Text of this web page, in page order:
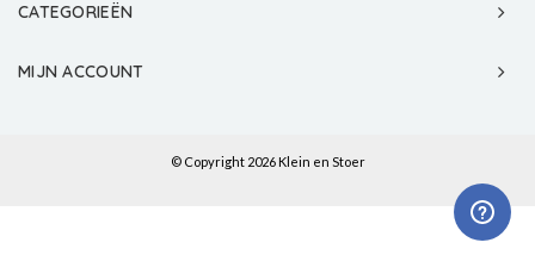
CATEGORIEËN
MIJN ACCOUNT
© Copyright 2026 Klein en Stoer